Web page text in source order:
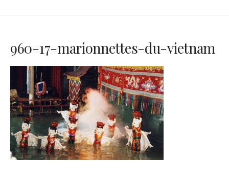
960-17-marionnettes-du-vietnam